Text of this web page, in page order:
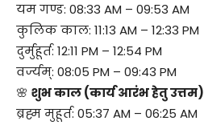
यम गण्ड: 08:33 AM – 09:53 AM
कुलिक काल: 11:13 AM – 12:33 PM
दुर्मुहूर्त: 12:11 PM – 12:54 PM
वर्ज्यम्: 08:05 PM – 09:43 PM
🌸 शुभ काल (कार्य आरंभ हेतु उत्तम)
ब्रह्म मुहूर्त: 05:37 AM – 06:25 AM